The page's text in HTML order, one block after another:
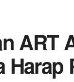
ART
Harap